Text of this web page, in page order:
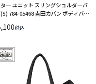
ー ユニット スリングショルダーバ
784-05468 吉田カバン ボディバッ
税込